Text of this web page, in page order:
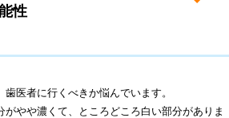
性
医者に行くべきか悩んでいます。
がやや濃くて、ところどころ白い部分がありま